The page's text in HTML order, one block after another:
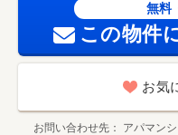
無料
この物件
お気
お問い合わせ先 アパマン